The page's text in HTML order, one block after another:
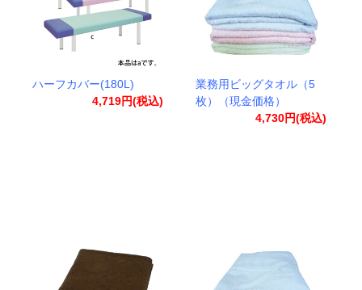
ハーフカバー(180L)
4,719円(税込)
業務用ビッグタオル（5
枚）（現金価格）
4,730円(税込)